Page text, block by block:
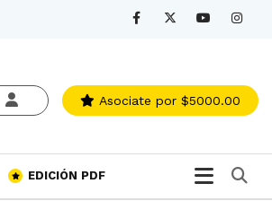
Asociate por $5000.00
EDICIÓN PDF